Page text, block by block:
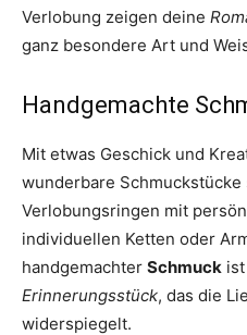
Verlobung zeigen deine
ganz besondere Art und
Handgemachte
Mit etwas Geschick und
wunderbare
Verlobungsringen mit
individuellen Ketten oder
handgemachter Schmuck
Erinnerungsstück, das die
widerspiegelt.